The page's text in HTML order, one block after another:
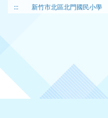
::: 新竹市北區北門國民小學